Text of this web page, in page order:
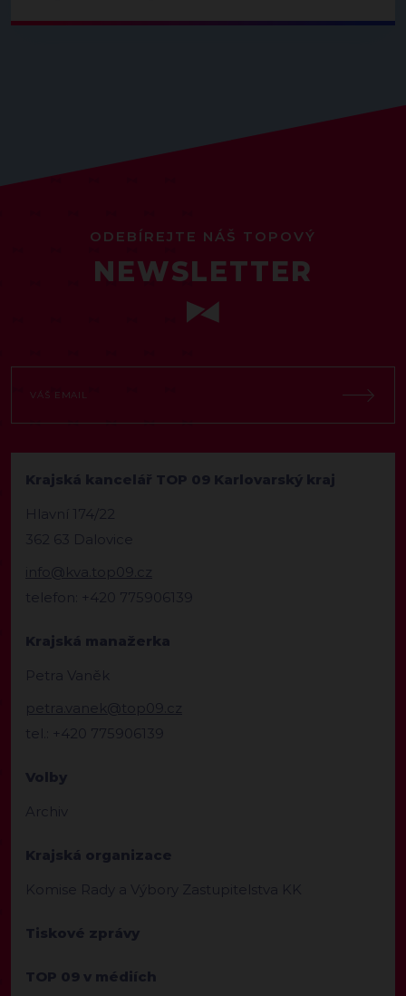
ODEBÍREJTE NÁŠ TOPOVÝ
NEWSLETTER
Krajská kancelář TOP 09 Karlovarský kraj
Hlavní 174/22
362 63 Dalovice
info@kva.top09.cz
telefon: +420 775906139
Krajská manažerka
Petra Vaněk
petra.vanek@top09.cz
tel.: +420 775906139
Volby
Archiv
Krajská organizace
Komise Rady a Výbory Zastupitelstva KK
Tiskové zprávy
TOP 09 v médiích